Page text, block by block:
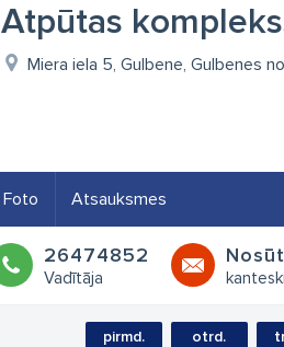
Atpūtas
Miera iela 5, Gulbene, Gulbenes
Foto Atsauksmes
26474852
Vadītāja
pirmd. otrd.